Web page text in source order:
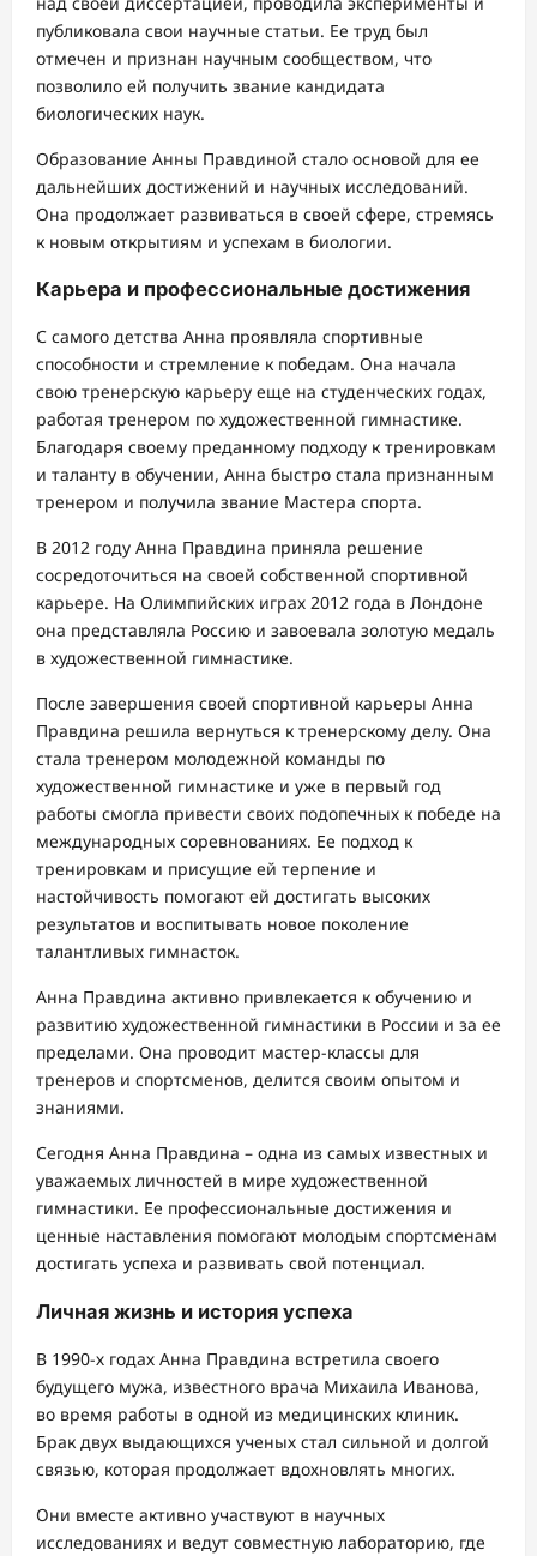
публиковала свои научные статьи. Ее труд был
отмечен и признан научным сообществом, что
позволило ей получить звание кандидата
биологических наук.
Образование Анны Правдиной стало основой для ее
дальнейших достижений и научных исследований.
Она продолжает развиваться в своей сфере, стремясь
к новым открытиям и успехам в биологии.
Карьера и профессиональные достижения
С самого детства Анна проявляла спортивные
способности и стремление к победам. Она начала
свою тренерскую карьеру еще на студенческих годах,
работая тренером по художественной гимнастике.
Благодаря своему преданному подходу к тренировкам
и таланту в обучении, Анна быстро стала признанным
тренером и получила звание Мастера спорта.
В 2012 году Анна Правдина приняла решение
сосредоточиться на своей собственной спортивной
карьере. На Олимпийских играх 2012 года в Лондоне
она представляла Россию и завоевала золотую медаль
в художественной гимнастике.
После завершения своей спортивной карьеры Анна
Правдина решила вернуться к тренерскому делу. Она
стала тренером молодежной команды по
художественной гимнастике и уже в первый год
работы смогла привести своих подопечных к победе на
международных соревнованиях. Ее подход к
тренировкам и присущие ей терпение и
настойчивость помогают ей достигать высоких
результатов и воспитывать новое поколение
талантливых гимнасток.
Анна Правдина активно привлекается к обучению и
развитию художественной гимнастики в России и за ее
пределами. Она проводит мастер-классы для
тренеров и спортсменов, делится своим опытом и
знаниями.
Сегодня Анна Правдина – одна из самых известных и
уважаемых личностей в мире художественной
гимнастики. Ее профессиональные достижения и
ценные наставления помогают молодым спортсменам
достигать успеха и развивать свой потенциал.
Личная жизнь и история успеха
В 1990-х годах Анна Правдина встретила своего
будущего мужа, известного врача Михаила Иванова,
во время работы в одной из медицинских клиник.
Брак двух выдающихся ученых стал сильной и долгой
связью, которая продолжает вдохновлять многих.
Они вместе активно участвуют в научных
исследованиях и ведут совместную лабораторию, где